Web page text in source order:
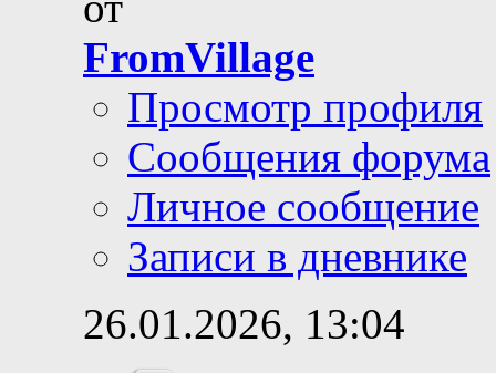
FromVillage
Просмотр профиля
Сообщения форума
Личное сообщение
Записи в дневнике
26.01.2026, 13:04